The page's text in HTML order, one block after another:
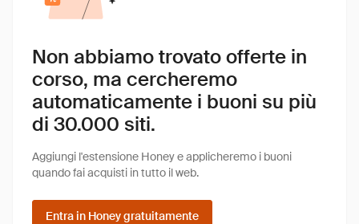
Non abbiamo trovato offerte in
corso, ma cercheremo
automaticamente i buoni su più
di 30.000 siti.
Aggiungi l'estensione Honey e applicheremo i buoni
quando fai acquisti in tutto il web.
Entra in Honey gratuitamente